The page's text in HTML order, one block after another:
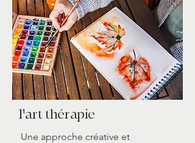
l'art thérapie
Une approche créative et